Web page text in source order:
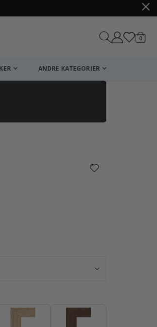
0varer
ANDRE KATEGORIER